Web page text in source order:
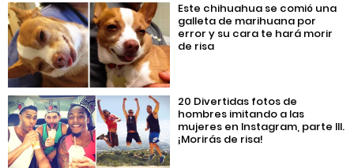
Este chihuahua se comió una
galleta de marihuana por
error y su cara te hará morir
de risa
20 Divertidas fotos de
hombres imitando a las
mujeres en Instagram, parte III.
¡Morirás de risa!